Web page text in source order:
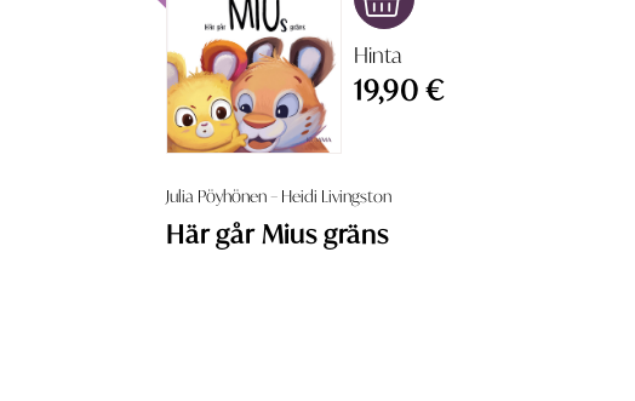
Hinta
19,90 €
Julia Pöyhönen – Heidi Livingston
Här går Mius gräns